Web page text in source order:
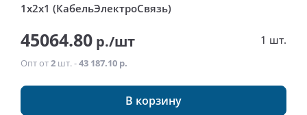
1x2x1 (КабельЭлектроСвязь)
45064.80 р./шт 1 шт.
Опт от2 шт. -43 187.10 р.
В корзину